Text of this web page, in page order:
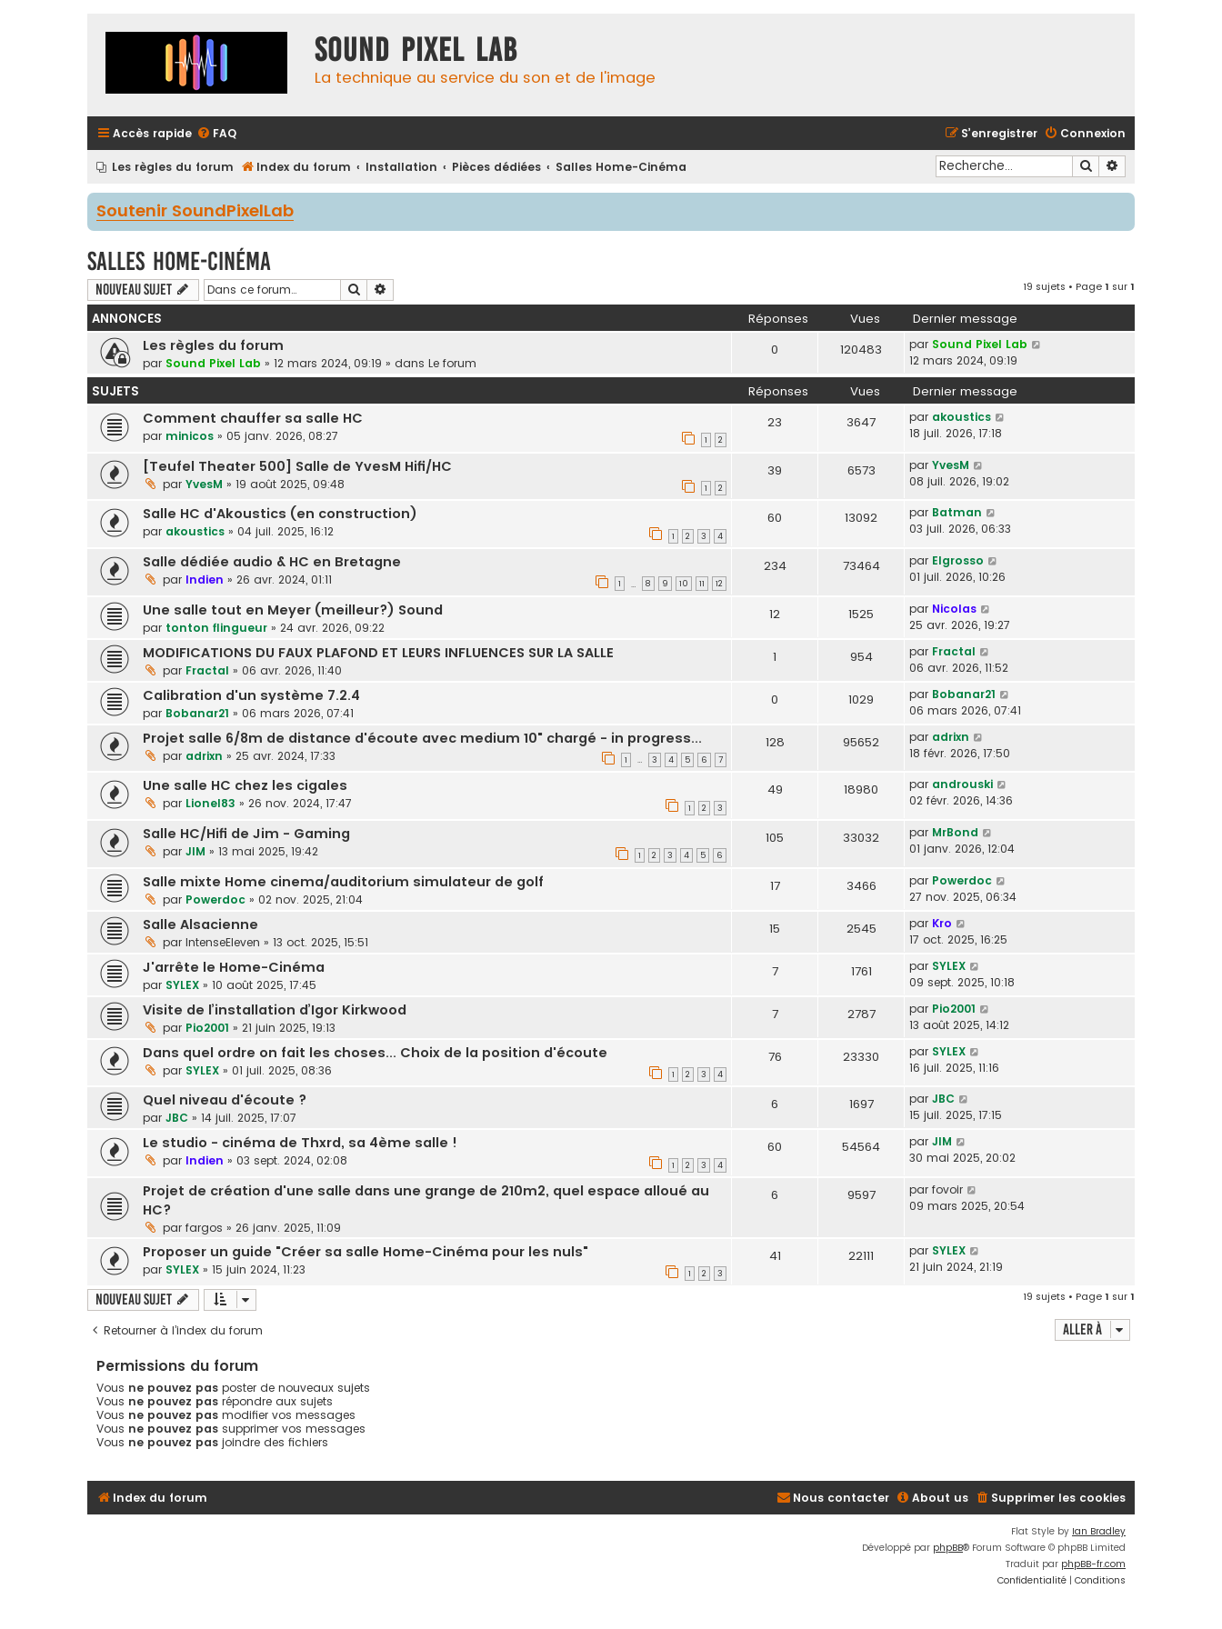
Sound Pixel Lab
La technique au service du son et de l'image
Accès rapide FAQ Connexion
S’enregistrer
Les règles du forum Index du forum Installation Pièces dédiées Salles Home-Cinéma Rechercher
Soutenir SoundPixelLab
Salles Home-Cinéma
Nouveau sujet Rechercher 19 sujets • Page1 sur1
ANNONCES Réponses Vues Dernier message
Les règles du forum
par Sound Pixel Lab » 12 mars 2024, 09:19 » dans Le forum
0 120483 par Sound Pixel Lab
12 mars 2024, 09:19
SUJETS Réponses Vues Dernier message
Comment chauffer sa salle HC
par minicos » 05 janv. 2026, 08:27 1 2
23 3647 par akoustics
18 juil. 2026, 17:18
[Teufel Theater 500] Salle de YvesM Hifi/HC
par YvesM » 19 août 2025, 09:48 1 2
39 6573 par YvesM
08 juil. 2026, 19:02
Salle HC d'Akoustics (en construction)
par akoustics » 04 juil. 2025, 16:12 1 2 3 4
60 13092 par Batman
03 juil. 2026, 06:33
Salle dédiée audio & HC en Bretagne
par Indien » 26 avr. 2024, 01:11 1 … 8 9 10 11 12
234 73464 par Elgrosso
01 juil. 2026, 10:26
Une salle tout en Meyer (meilleur?) Sound
par tonton flingueur » 24 avr. 2026, 09:22
12 1525 par Nicolas
25 avr. 2026, 19:27
MODIFICATIONS DU FAUX PLAFOND ET LEURS INFLUENCES SUR LA SALLE
par Fractal » 06 avr. 2026, 11:40
1 954 par Fractal
06 avr. 2026, 11:52
Calibration d'un système 7.2.4
par Bobanar21 » 06 mars 2026, 07:41
0 1029 par Bobanar21
06 mars 2026, 07:41
Projet salle 6/8m de distance d'écoute avec medium 10" chargé - in progress...
par adrixn » 25 avr. 2024, 17:33 1 … 3 4 5 6 7
128 95652 par adrixn
18 févr. 2026, 17:50
Une salle HC chez les cigales
par Lionel83 » 26 nov. 2024, 17:47 1 2 3
49 18980 par androuski
02 févr. 2026, 14:36
Salle HC/Hifi de Jim - Gaming
par JIM » 13 mai 2025, 19:42 1 2 3 4 5 6
105 33032 par MrBond
01 janv. 2026, 12:04
Salle mixte Home cinema/auditorium simulateur de golf
par Powerdoc » 02 nov. 2025, 21:04
17 3466 par Powerdoc
27 nov. 2025, 06:34
Salle Alsacienne
par IntenseEleven » 13 oct. 2025, 15:51
15 2545 par Kro
17 oct. 2025, 16:25
J'arrête le Home-Cinéma
par SYLEX » 10 août 2025, 17:45
7 1761 par SYLEX
09 sept. 2025, 10:18
Visite de l’installation d’Igor Kirkwood
par Pio2001 » 21 juin 2025, 19:13
7 2787 par Pio2001
13 août 2025, 14:12
Dans quel ordre on fait les choses... Choix de la position d'écoute
par SYLEX » 01 juil. 2025, 08:36 1 2 3 4
76 23330 par SYLEX
16 juil. 2025, 11:16
Quel niveau d'écoute ?
par JBC » 14 juil. 2025, 17:07
6 1697 par JBC
15 juil. 2025, 17:15
Le studio - cinéma de Thxrd, sa 4ème salle !
par Indien » 03 sept. 2024, 02:08 1 2 3 4
60 54564 par JIM
30 mai 2025, 20:02
Projet de création d'une salle dans une grange de 210m2, quel espace alloué au
HC?
par fargos » 26 janv. 2025, 11:09
6 9597 par fovoir
09 mars 2025, 20:54
Proposer un guide "Créer sa salle Home-Cinéma pour les nuls"
par SYLEX » 15 juin 2024, 11:23 1 2 3
41 22111 par SYLEX
21 juin 2024, 21:19
Nouveau sujet 19 sujets • Page1 sur1
Retourner à l’index du forum Aller à
Permissions du forum
Vous ne pouvez pas poster de nouveaux sujets
Vous ne pouvez pas répondre aux sujets
Vous ne pouvez pas modifier vos messages
Vous ne pouvez pas supprimer vos messages
Vous ne pouvez pas joindre des fichiers
Index du forum Supprimer les cookies
About us
Nous contacter
Flat Style by Ian Bradley
Développé par phpBB® Forum Software © phpBB Limited
Traduit par phpBB-fr.com
Confidentialité | Conditions